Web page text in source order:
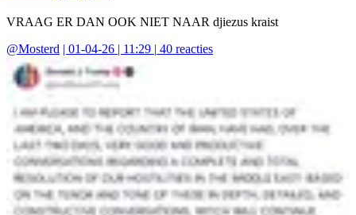
VRAAG ER DAN OOK NIET NAAR djiezus kraist
@Mosterd | 01-04-26 | 11:29 | 40 reacties